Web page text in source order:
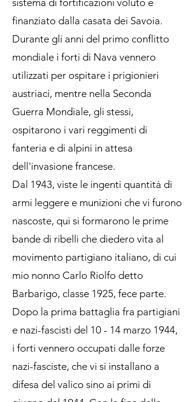
sistema di fortificazioni voluto e
finanziato dalla casata dei Savoia.
Durante gli anni del primo conflitto
mondiale i forti di Nava vennero
utilizzati per ospitare i prigionieri
austriaci, mentre nella Seconda
Guerra Mondiale, gli stessi,
ospitarono i vari reggimenti di
fanteria e di alpini in attesa
dell'invasione francese.
Dal 1943, viste le ingenti quantità di
armi leggere e munizioni che vi furono
nascoste, qui si formarono le prime
bande di ribelli che diedero vita al
movimento partigiano italiano, di cui
mio nonno Carlo Riolfo detto
Barbarigo, classe 1925, fece parte.
Dopo la prima battaglia fra partigiani
e nazi-fascisti del 10 - 14 marzo 1944,
i forti vennero occupati dalle forze
nazi-fasciste, che vi si installano a
difesa del valico sino ai primi di